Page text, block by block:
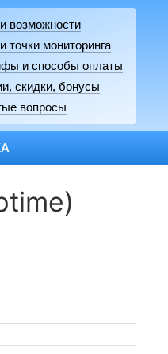
возможности
точки мониторинга
и способы оплаты
скидки, бонусы
вопросы